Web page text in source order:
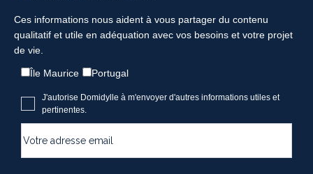
Ces informations nous aident à vous partager du contenu
qualitatif et utile en adéquation avec vos besoins et votre projet
de vie.
Île Maurice Portugal
J'autorise Domidylle à m'envoyer d'autres informations utiles et
pertinentes.